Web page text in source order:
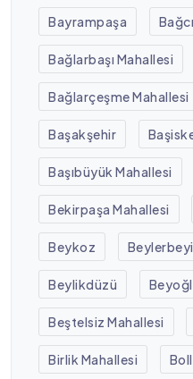
Bayrampaşa
Bağlarbaşı Mahallesi
Bağlarçeşme Mahallesi
Başakşehir
Başıbüyük Mahallesi
Bekirpaşa Mahallesi
Beykoz
Beylikdüzü
Beştelsiz Mahallesi
Birlik Mahallesi